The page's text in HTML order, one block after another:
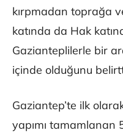
kırpmadan toprağa
katında da Hak
Gazianteplilerle bir
içinde olduğunu
Gaziantep’te ilk
yapımı